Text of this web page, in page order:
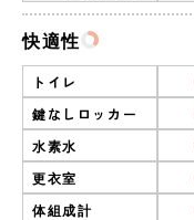
快適性
トイレ
鍵なしロッカー
水素水
更衣室
体組成計